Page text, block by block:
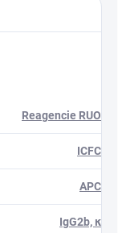
Reagencie RUO
ICFC
APC
IgG2b, κ